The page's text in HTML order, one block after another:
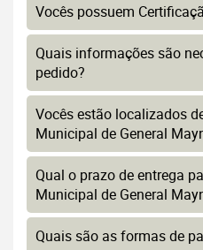
Vocês possuem
Quais informações são
pedido?
Vocês estão localizados
Municipal de General
Qual o prazo de entrega
Municipal de General
Quais são as formas de